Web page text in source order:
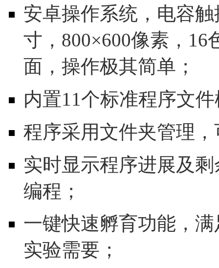
安卓操作系统，电容
寸，800×600像素，
面，操作极其简单；
内置11个标准程序文
程序采用文件夹管理
实时显示程序进展及
编程；
一键快速孵育功能，
实验需要；